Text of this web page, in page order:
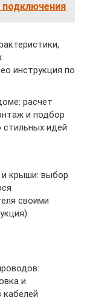
инструкция по
расчет
и подбор
идей
крыши: выбор
своими
и
кабелей